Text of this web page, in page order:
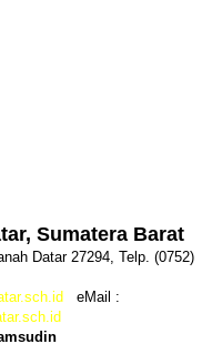
Sumatera Barat
Datar 27294, Telp. (0752)
eMail :